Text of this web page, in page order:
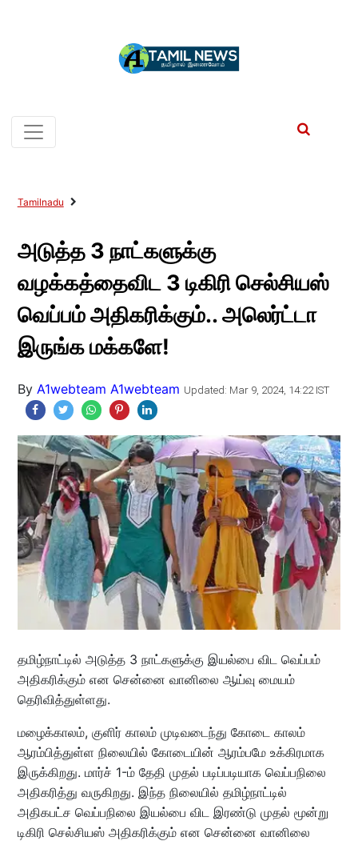
Tamilnadu
அடுத்த 3 நாட்களுக்கு
வழக்கத்தைவிட 3 டிகிரி செல்சியஸ்
வெப்பம் அதிகரிக்கும்.. அலெர்ட்டா
இருங்க மக்களே!
By A1webteam A1webteam Updated: Mar 9, 2024, 14:22 IST
தமிழ்நாட்டில் அடுத்த 3 நாட்களுக்கு இயல்பை விட வெப்பம்
அதிகரிக்கும் என சென்னை வானிலை ஆய்வு மையம்
தெரிவித்துள்ளது.
மழைக்காலம், குளிர் காலம் முடிவடைந்து கோடை காலம்
ஆரம்பித்துள்ள நிலையில் கோடையின் ஆரம்பமே உக்கிரமாக
இருக்கிறது. மார்ச் 1-ம் தேதி முதல் படிப்படியாக வெப்பநிலை
அதிகரித்து வருகிறது. இந்த நிலையில் தமிழ்நாட்டில்
அதிகபட்ச வெப்பநிலை இயல்பை விட இரண்டு முதல் மூன்று
டிகிரி செல்சியஸ் அதிகரிக்கும் என சென்னை வானிலை